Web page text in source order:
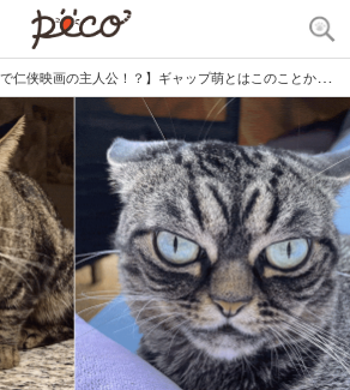
侠映画の主人公！？】ギャップ萌とはこのことか、ワル顔ニャンコのデレの一面にキュンッ♡